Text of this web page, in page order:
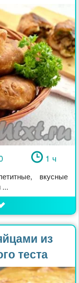
1 ч
вкусные
...
из
теста